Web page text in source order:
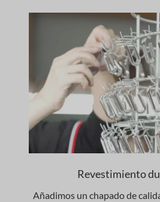
Revestimiento
Añadimos un chapado de